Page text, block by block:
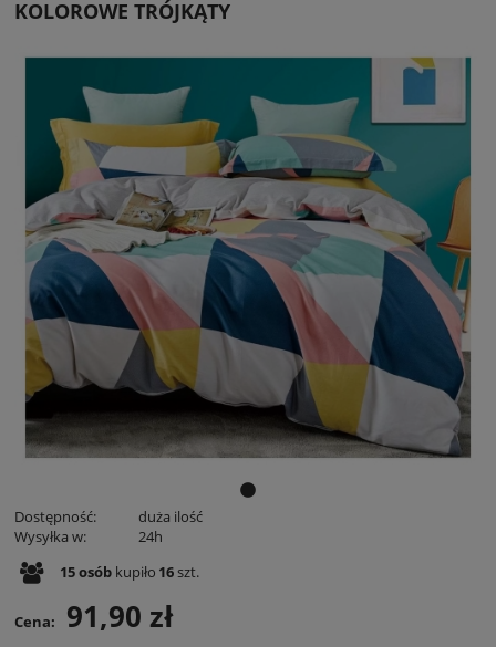
KOLOROWE TRÓJKĄTY
Dostępność:
duża ilość
Wysyłka w:
24h
15osób kupiło 16szt.
Cena: 91,90 zł